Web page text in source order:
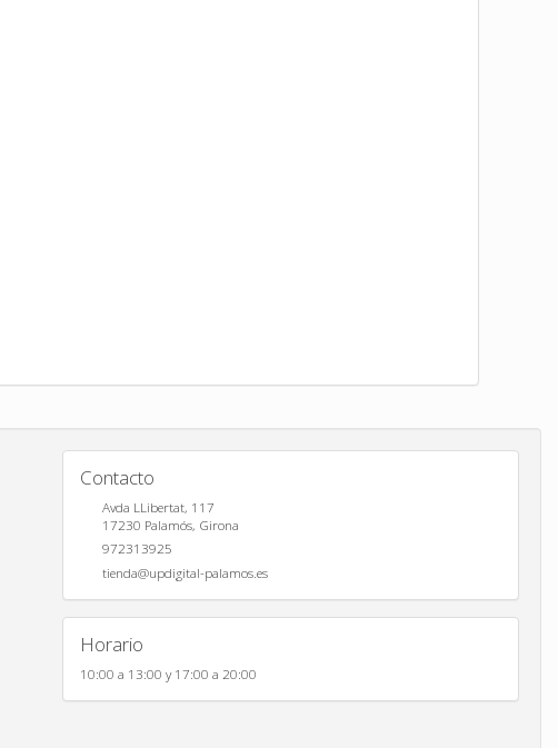
Contacto
Avda LLibertat, 117
17230 Palamós, Girona
972313925
tienda@updigital-palamos.es
Horario
10:00 a 13:00 y 17:00 a 20:00